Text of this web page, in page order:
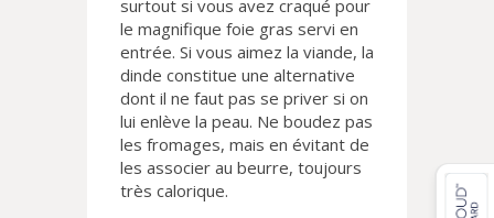
surtout si vous avez craqué pour
le magnifique foie gras servi en
entrée. Si vous aimez la viande, la
dinde constitue une alternative
dont il ne faut pas se priver si on
lui enlève la peau. Ne boudez pas
les fromages, mais en évitant de
les associer au beurre, toujours
très calorique.